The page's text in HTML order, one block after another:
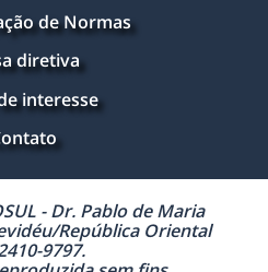
de Normas
diretiva
interesse
- Dr. Pablo de Maria
República Oriental
9797.